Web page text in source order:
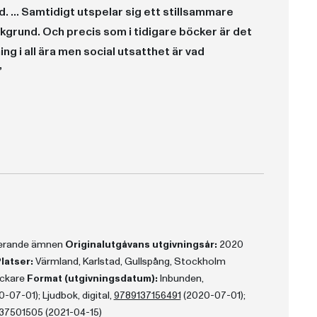
... Samtidigt utspelar sig ett stillsammare
Och precis som i tidigare böcker är det
i all ära men social utsatthet är vad
ämnen Originalutgåvans utgivningsår: 2020
Värmland, Karlstad, Gullspång, Stockholm
Format (utgivningsdatum): Inbunden,
07-01); Ljudbok, digital, 9789137156491 (2020-07-01);
(2021-04-15)